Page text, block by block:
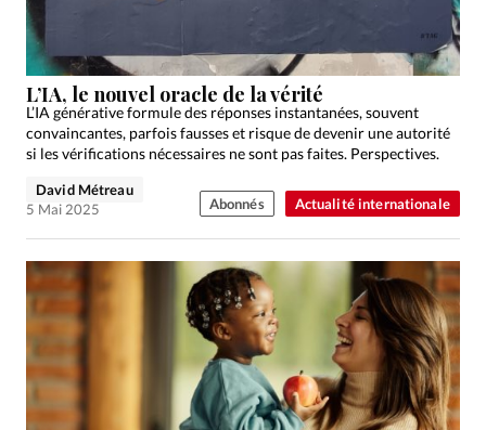
RUBRIQUES
Tous les articles
Actualité chrétienne
Actualité internationale
Chronique
Culture
Opinions
Publireportage
Relations Aujourd'hui
Société
Tour du monde des Eglises
Trait d'Ixène
Vécu
Vie Intérieure
Actualité internationale
L’IA, le nouvel oracle de la vérité
L’IA générative formule des réponses instantanées, souvent
convaincantes, parfois fausses et risque de devenir une autorité
si les vérifications nécessaires ne sont pas faites. Perspectives.
David Métreau
5 Mai 2025
Abonnés